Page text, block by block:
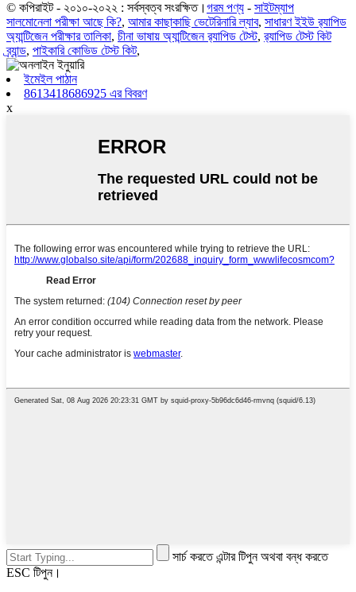
© কপিরাইট - ২০১০-২০২২ : সর্বস্বত্ব সংরক্ষিত। গরম পণ্য - সাইটম্যাপ
সালমোনেলা পরীক্ষা আছে কি?, আমার কাছাকাছি ভেটেরিনারি ল্যাব, সাধারণ ইইউ র‍্যাপিড
অ্যান্টিজেন পরীক্ষার তালিকা, চীনা ভাষায় অ্যান্টিজেন র‍্যাপিড টেস্ট, র‍্যাপিড টেস্ট কিট
ব্র্যান্ড, পাইকারি কোভিড টেস্ট কিট,
ইমেইল পাঠান
8613418686925 এর বিবরণ
x
সার্চ করতে এন্টার টিপুন অথবা বন্ধ করতে
ESC টিপুন।